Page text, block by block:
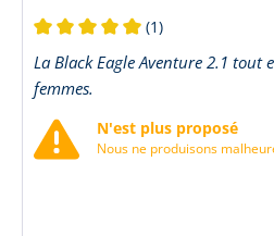
(1)
La Black Eagle Aventure 2.1 tout
femmes.
N'est plus proposé
Nous ne produisons